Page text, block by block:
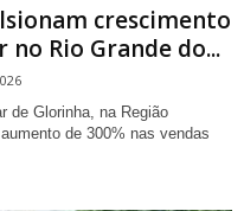
crescimento
Rio Grande do...
de Glorinha, na Região
de 300% nas vendas